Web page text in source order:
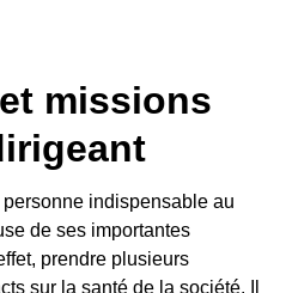
missions
indispensable au
de ses importantes
prendre plusieurs
sur la santé de la société. Il